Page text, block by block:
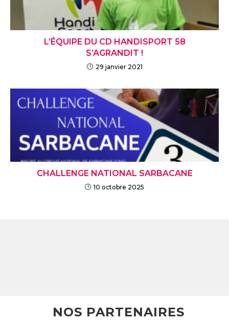
L’ÉQUIPE DU CD HANDISPORT 58
S’AGRANDIT !
29 janvier 2021
CHALLENGE NATIONAL SARBACANE
10 octobre 2025
NOS PARTENAIRES